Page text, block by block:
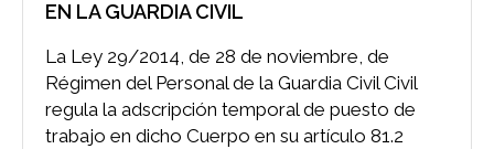
EN LA GUARDIA CIVIL
La Ley 29/2014, de 28 de noviembre, de
Régimen del Personal de la Guardia Civil Civil
regula la adscripción temporal de puesto de
trabajo en dicho Cuerpo en su artículo 81.2